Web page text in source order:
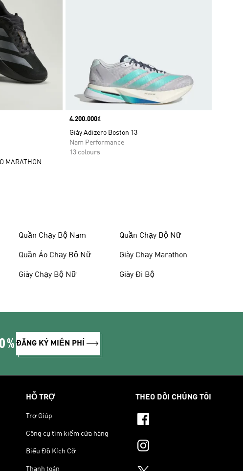
MARATHON
Price
4.200.000₫
Giày Adizero Boston 13
Nam Performance
13 colours
Quần Chạy Bộ Nam
Quần Áo Chạy Bộ Nữ
Giày Chạy Bộ Nữ
Quần Chạy Bộ Nữ
Giày Chạy Marathon
Giày Đi Bộ
ĐĂNG KÝ MIỄN PHÍ
HỖ TRỢ
Trợ Giúp
Công cụ tìm kiếm cửa hàng
Biểu Đồ Kích Cỡ
Thanh toán
THEO DÕI CHÚNG TÔI